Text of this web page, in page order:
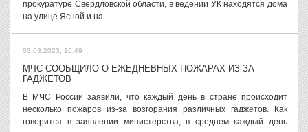
прокуратуре Свердловской области, в ведении УК находятся дома
на улице Ясной и на...
03.03.2023, 10:49
МЧС СООБЩИЛО О ЕЖЕДНЕВНЫХ ПОЖАРАХ ИЗ-ЗА
ГАДЖЕТОВ
В МЧС России заявили, что каждый день в стране происходит
несколько пожаров из-за возгорания различных гаджетов. Как
говорится в заявлении министерства, в среднем каждый день